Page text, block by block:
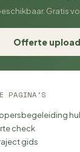
Gratis
Offerte
PAGINA'S
check
gids